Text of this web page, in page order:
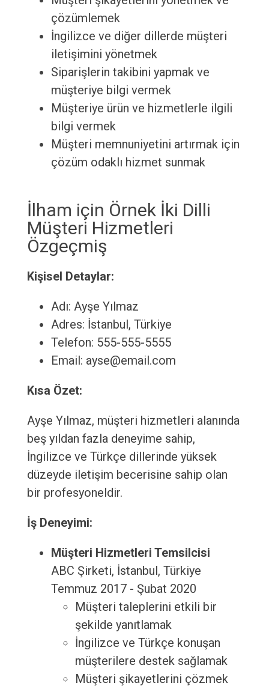
çözümlemek
İngilizce ve diğer dillerde müşteri
iletişimini yönetmek
Siparişlerin takibini yapmak ve
müşteriye bilgi vermek
Müşteriye ürün ve hizmetlerle ilgili
bilgi vermek
Müşteri memnuniyetini artırmak için
çözüm odaklı hizmet sunmak
İlham için Örnek İki Dilli
Müşteri Hizmetleri
Özgeçmiş
Kişisel Detaylar:
Adı: Ayşe Yılmaz
Adres: İstanbul, Türkiye
Telefon: 555-555-5555
Email: ayse@email.com
Kısa Özet:
Ayşe Yılmaz, müşteri hizmetleri alanında
beş yıldan fazla deneyime sahip,
İngilizce ve Türkçe dillerinde yüksek
düzeyde iletişim becerisine sahip olan
bir profesyoneldir.
İş Deneyimi:
Müşteri Hizmetleri Temsilcisi
ABC Şirketi, İstanbul, Türkiye
Temmuz 2017 - Şubat 2020
Müşteri taleplerini etkili bir
şekilde yanıtlamak
İngilizce ve Türkçe konuşan
müşterilere destek sağlamak
Müşteri şikayetlerini çözmek